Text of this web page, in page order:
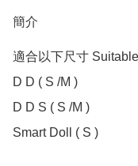
簡介
適合以下尺寸
D D ( S /M )
D D S ( S /M )
Smart Doll ( S )